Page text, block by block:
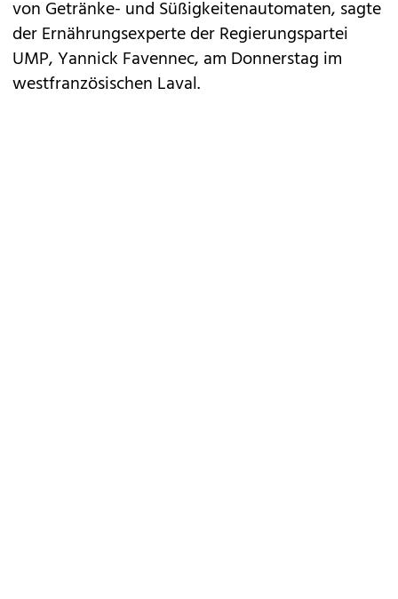
von Getränke- und Süßigkeitenautomaten, sagte
der Ernährungsexperte der Regierungspartei
UMP, Yannick Favennec, am Donnerstag im
westfranzösischen Laval.